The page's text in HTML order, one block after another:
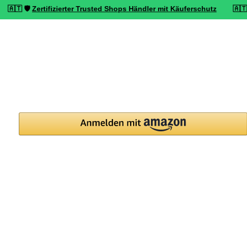
Zertifizierter Trusted Shops Händler mit Käuferschutz🇦🇹 ⭐ Top